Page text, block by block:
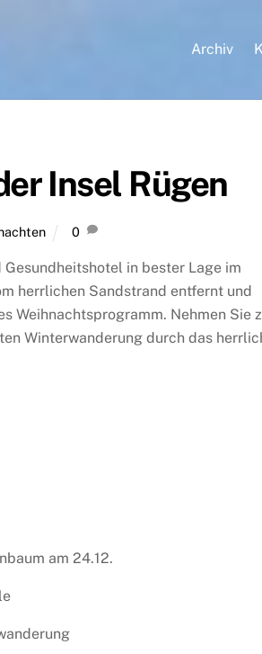
Archiv
Insel Rügen
0
in bester Lage im
herrlichen Sandstrand entfernt und
Weihnachtsprogramm. Nehmen Sie
Winterwanderung durch das
am 24.12.